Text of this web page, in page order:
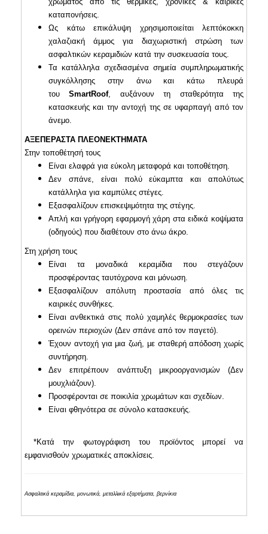
καταπονήσεις.
Ως κάτω επικάλυψη χρησιμοποιείται λεπτόκοκκη
χαλαζιακή άμμος για διαχωριστική στρώση των
ασφαλτικών κεραμιδιών κατά την συσκευασία τους.
Τα κατάλληλα σχεδιασμένα σημεία συμπληρωματικής
συγκόλλησης στην άνω και κάτω πλευρά
τουSmartRoof, αυξάνουν τη σταθερότητα της
κατασκευής και την αντοχή της σε υφαρπαγή από τον
άνεμο.
ΑΞΕΠΕΡΑΣΤΑ ΠΛΕΟΝΕΚΤΗΜΑΤΑ
Στην τοποθέτησή τους
Είναι ελαφρά για εύκολη μεταφορά και τοποθέτηση.
Δεν σπάνε, είναι πολύ εύκαμπτα και απολύτως
κατάλληλα για καμπύλες στέγες.
Εξασφαλίζουν επισκεψιμότητα της στέγης.
Απλή και γρήγορη εφαρμογή χάρη στα ειδικά κοψίματα
(οδηγούς) που διαθέτουν στο άνω άκρο.
Στη χρήση τους
Είναι τα μοναδικά κεραμίδια που στεγάζουν
προσφέροντας ταυτόχρονα και μόνωση.
Εξασφαλίζουν απόλυτη προστασία από όλες τις
καιρικές συνθήκες.
Είναι ανθεκτικά στις πολύ χαμηλές θερμοκρασίες των
ορεινών περιοχών (Δεν σπάνε από τον παγετό).
Έχουν αντοχή για μια ζωή, με σταθερή απόδοση χωρίς
συντήρηση.
Δεν επιτρέπουν ανάπτυξη μικροοργανισμών (Δεν
μουχλιάζουν).
Προσφέρονται σε ποικιλία χρωμάτων και σχεδίων.
Είναι φθηνότερα σε σύνολο κατασκευής.
*Κατά την φωτογράφιση του προϊόντος μπορεί να
εμφανισθούν χρωματικές αποκλίσεις.
Ασφαλτικά κεραμίδια, μονωτικά, μεταλλικά εξαρτήματα, βερνίκια